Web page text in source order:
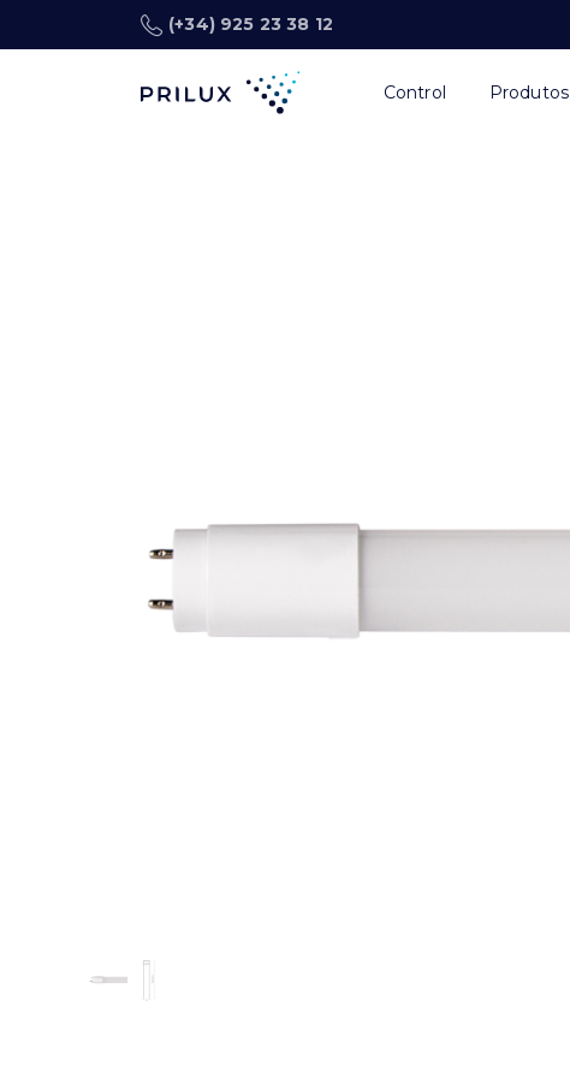
(+34) 925 23 38 12
Control Produtos